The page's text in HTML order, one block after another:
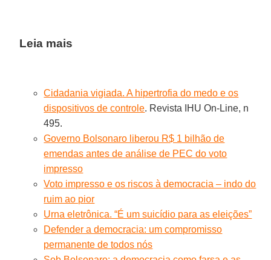
Leia mais
Cidadania vigiada. A hipertrofia do medo e os
dispositivos de controle. Revista IHU On-Line, n
495.
Governo Bolsonaro liberou R$ 1 bilhão de
emendas antes de análise de PEC do voto
impresso
Voto impresso e os riscos à democracia – indo do
ruim ao pior
Urna eletrônica. “É um suicídio para as eleições”
Defender a democracia: um compromisso
permanente de todos nós